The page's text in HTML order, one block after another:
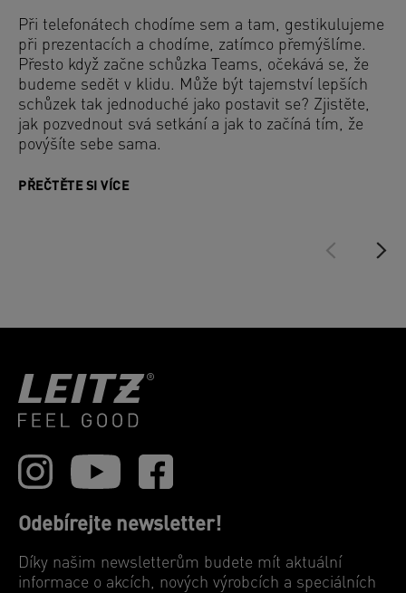
Při telefonátech chodíme sem a tam, gestikulujeme
při prezentacích a chodíme, zatímco přemýšlíme.
Přesto když začne schůzka Teams, očekává se, že
budeme sedět v klidu. Může být tajemství lepších
schůzek tak jednoduché jako postavit se? Zjistěte,
jak pozvednout svá setkání a jak to začíná tím, že
povýšíte sebe sama.
PŘEČTĚTE SI VÍCE
Odebírejte newsletter!
Díky našim newsletterům budete mít aktuální
informace o akcích, nových výrobcích a speciálních